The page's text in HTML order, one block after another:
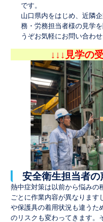
です。
山口県内をはじめ、近隣
務・労務担当者様の見学
うぞお気軽にお問い合わせ
↓↓↓見学の
安全衛生担当者の
熱中症対策は以前から悩みの
ごとに作業内容が異なります
や保護具の着用状況も違うた
のリスクも変わってきます。